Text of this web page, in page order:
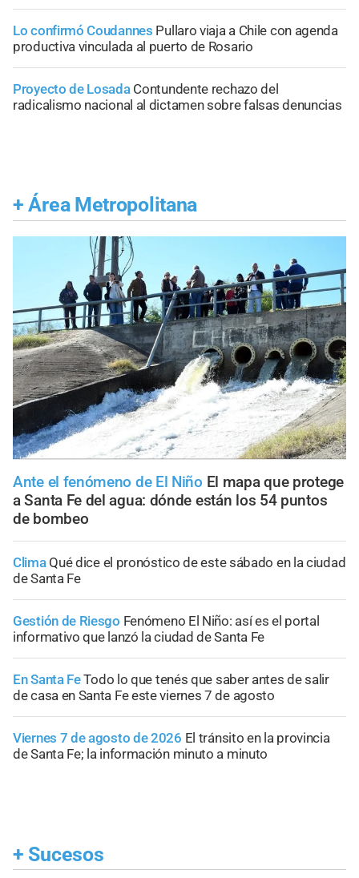
Lo confirmó Coudannes Pullaro viaja a Chile con agenda
productiva vinculada al puerto de Rosario
Proyecto de Losada Contundente rechazo del
radicalismo nacional al dictamen sobre falsas denuncias
+ Área Metropolitana
Ante el fenómeno de El Niño El mapa que protege
a Santa Fe del agua: dónde están los 54 puntos
de bombeo
Clima Qué dice el pronóstico de este sábado en la ciudad
de Santa Fe
Gestión de Riesgo Fenómeno El Niño: así es el portal
informativo que lanzó la ciudad de Santa Fe
En Santa FeTodo lo que tenés que saber antes de salir
de casa en Santa Fe este viernes 7 de agosto
Viernes 7 de agosto de 2026 El tránsito en la provincia
de Santa Fe; la información minuto a minuto
+ Sucesos